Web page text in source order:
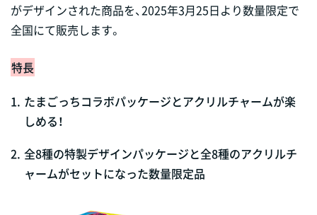
がデザインされた商品を、2025年3月25日より数量限定で
全国にて販売します。
特長
1. たまごっちコラボパッケージとアクリルチャームが楽
しめる！
2. 全8種の特製デザインパッケージと全8種のアクリルチ
ャームがセットになった数量限定品